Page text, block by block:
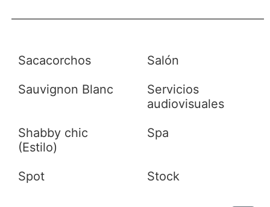
Sacacorchos
Salón
Sauvignon Blanc
Servicios
audiovisuales
Shabby chic
(Estilo)
Spa
Spot Stock